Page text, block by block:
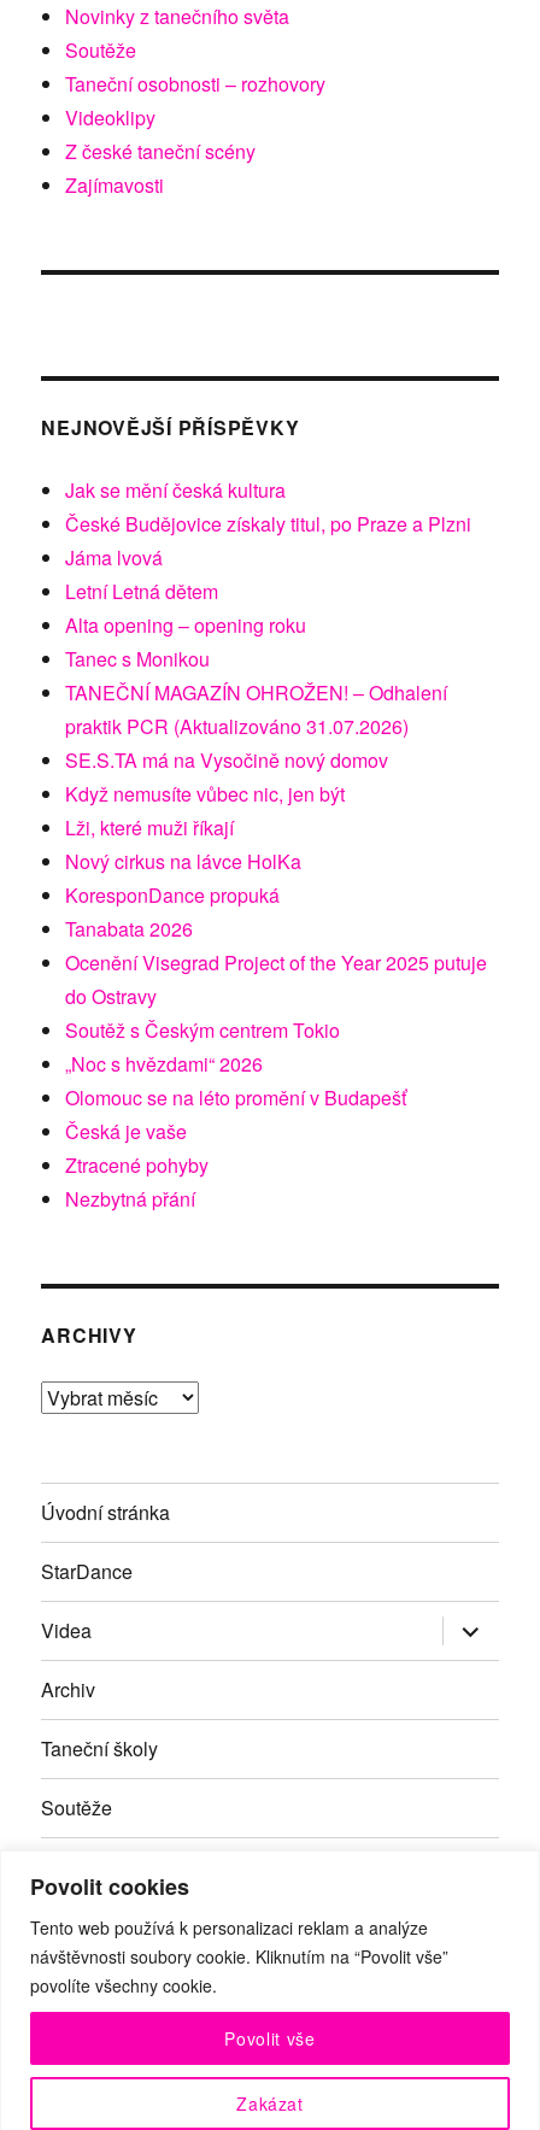
Povolit cookies
Tento web používá k personalizaci reklam a analýze
návštěvnosti soubory cookie. Kliknutím na “Povolit vše”
povolíte všechny cookie.
Zakázat
Povolit vše
Novinky z tanečního světa
Soutěže
Taneční osobnosti – rozhovory
Videoklipy
Z české taneční scény
Zajímavosti
NEJNOVĚJŠÍ PŘÍSPĚVKY
Jak se mění česká kultura
České Budějovice získaly titul, po Praze a Plzni
Jáma lvová
Letní Letná dětem
Alta opening – opening roku
Tanec s Monikou
TANEČNÍ MAGAZÍN OHROŽEN! – Odhalení
praktik PCR (Aktualizováno 31.07.2026)
SE.S.TA má na Vysočině nový domov
Když nemusíte vůbec nic, jen být
Lži, které muži říkají
Nový cirkus na lávce HolKa
KoresponDance propuká
Tanabata 2026
Ocenění Visegrad Project of the Year 2025 putuje
do Ostravy
Soutěž s Českým centrem Tokio
„Noc s hvězdami“ 2026
Olomouc se na léto promění v Budapešť
Česká je vaše
Ztracené pohyby
Nezbytná přání
ARCHIVY
Archivy
Úvodní stránka
StarDance
Videa Zobrazit
položky
Archiv
Taneční školy
Soutěže
Kontakty
Facebook
RSS Youtube
© Taneční magazín, z.s. | Branická 69/66, Braník, 147 00 Praha